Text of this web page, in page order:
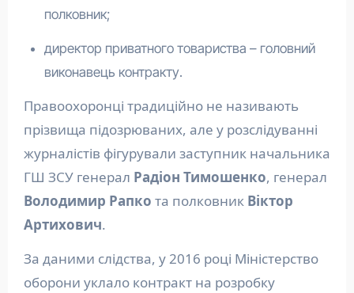
полковник;
директор приватного товариства – головний
виконавець контракту.
Правоохоронці традиційно не називають
прізвища підозрюваних, але у розслідуванні
журналістів фігурували заступник начальника
ГШ ЗСУ генерал Радіон Тимошенко, генерал
Володимир Рапко та полковник Віктор
Артихович.
За даними слідства, у 2016 році Міністерство
оборони уклало контракт на розробку